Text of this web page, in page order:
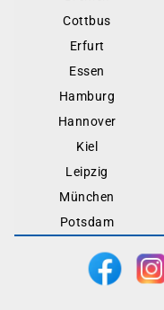
Cottbus
Erfurt
Essen
Hamburg
Hannover
Kiel
Leipzig
München
Potsdam